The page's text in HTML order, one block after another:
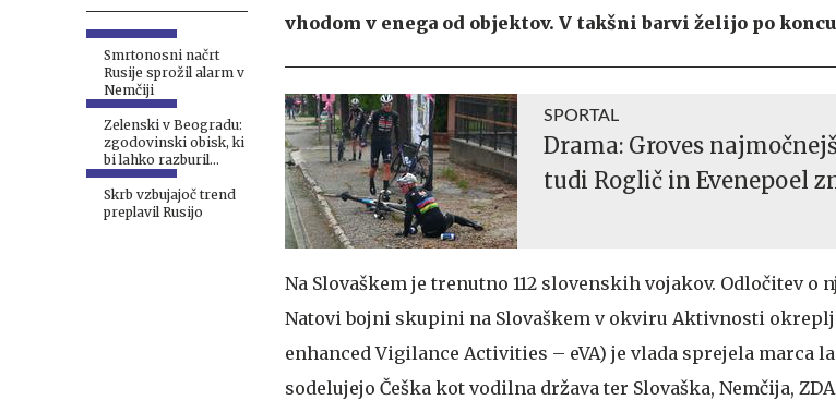
Smrtonosni načrt
Rusije sprožil alarm v
Nemčiji
Zelenski v Beogradu:
zgodovinski obisk, ki
bi lahko razburil
Moskvo
Skrb vzbujajoč trend
preplavil Rusijo
vhodom v enega od objektov. V takšni barvi želijo po
SPORTAL
Drama: Groves
tudi Roglič in Evenepoel
Na Slovaškem je trenutno 112 slovenskih vojakov. Odločitev o
Natovi bojni skupini na Slovaškem v okviru Aktivnosti
enhanced Vigilance Activities – eVA) je vlada sprejela marca
sodelujejo Češka kot vodilna država ter Slovaška, Nemčija,